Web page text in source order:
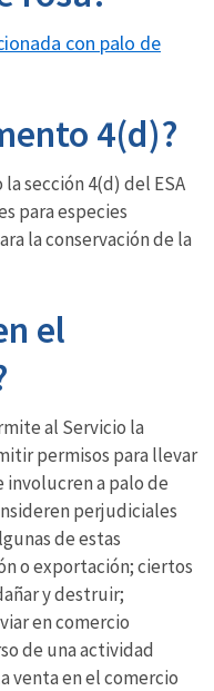
con palo de
4(d)?
sección 4(d) del ESA
para especies
la conservación de la
el
al Servicio la
permisos para llevar
involucren a palo de
perjudiciales
de estas
o exportación; ciertos
y destruir;
en comercio
de una actividad
venta en el comercio